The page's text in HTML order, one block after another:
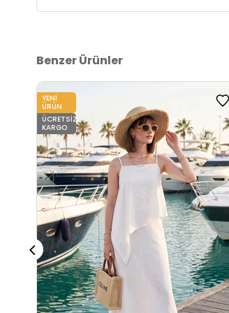
Benzer Ürünler
YENI
ÜRÜN
ÜCRETSIZ
KARGO